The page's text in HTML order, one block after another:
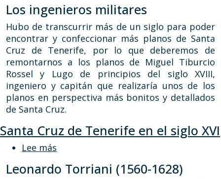
Los ingenieros militares
Hubo de transcurrir más de un siglo para poder
encontrar y confeccionar más planos de Santa
Cruz de Tenerife, por lo que deberemos de
remontarnos a los planos de Miguel Tiburcio
Rossel y Lugo de principios del siglo XVIII,
ingeniero y capitán que realizaría unos de los
planos en perspectiva más bonitos y detallados
de Santa Cruz.
Santa Cruz de Tenerife en el siglo XVI
Lee más
Leonardo Torriani (1560-1628)